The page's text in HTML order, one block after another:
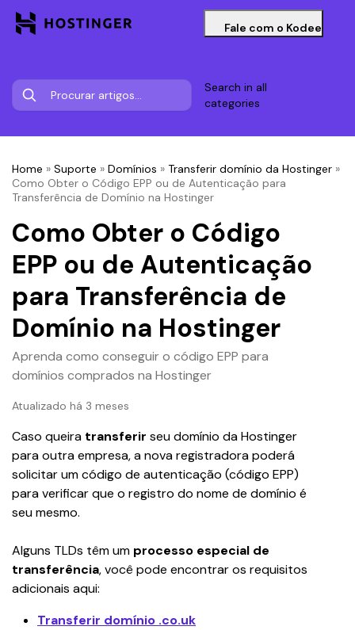
Fale com o Kodee
Search in all
categories
Home » Suporte » Domínios » Transferir domínio da Hostinger »
Como Obter o Código EPP ou de Autenticação para
Transferência de Domínio na Hostinger
Como Obter o Código
EPP ou de Autenticação
para Transferência de
Domínio na Hostinger
Aprenda como conseguir o código EPP para
domínios comprados na Hostinger
Atualizado há 3 meses
Caso queira transferir seu domínio da Hostinger
para outra empresa, a nova registradora poderá
solicitar um código de autenticação (código EPP)
para verificar que o registro do nome de domínio é
seu mesmo.
Alguns TLDs têm um processo especial de
transferência, você pode encontrar os requisitos
adicionais aqui:
Transferir domínio .co.uk